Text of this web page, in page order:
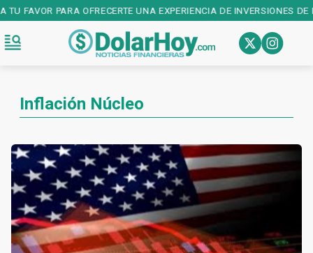
PARA OFRECERTE UNA EXPERIENCIA DE INVERSIONES DE
Inflación Núcleo